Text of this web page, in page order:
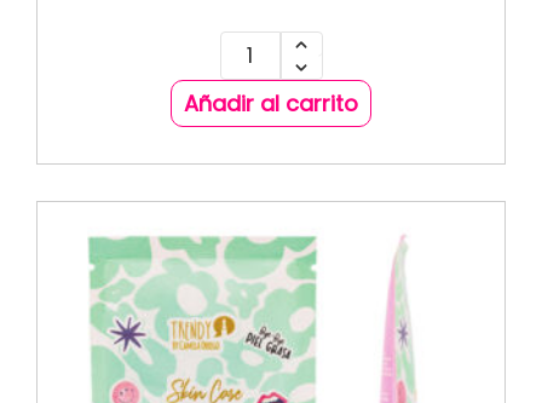
Añadir al carrito